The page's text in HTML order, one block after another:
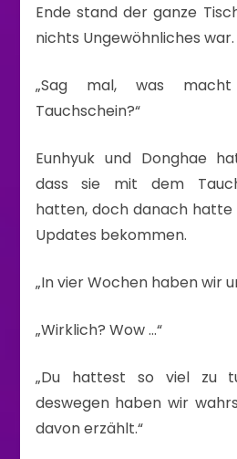
Ende stand der ganze
nichts Ungewöhnliches war.
„Sag mal, was
Tauchschein?“
Eunhyuk und Donghae
dass sie mit dem
hatten, doch danach hatte
Updates bekommen.
„In vier Wochen haben wir
„Wirklich? Wow …“
„Du hattest so viel zu
deswegen haben wir
davon erzählt.“